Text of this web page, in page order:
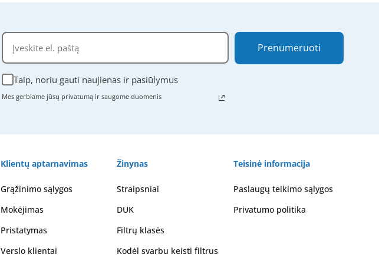
Taip, noriu gauti naujienas ir pasiūlymus
Mes gerbiame jūsų privatumą ir saugome duomenis
Prenumeruoti
Klientų aptarnavimas
Grąžinimo sąlygos
Mokėjimas
Pristatymas
Verslo klientai
Žinynas
Straipsniai
DUK
Filtrų klasės
Kodėl svarbu keisti filtrus
Teisinė informacija
Paslaugų teikimo sąlygos
Privatumo politika